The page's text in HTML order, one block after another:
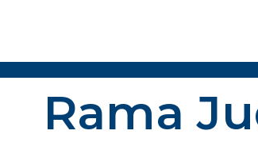
Rama